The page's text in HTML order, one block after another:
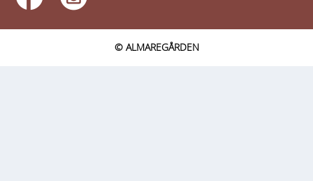
© ALMAREGÅRDEN